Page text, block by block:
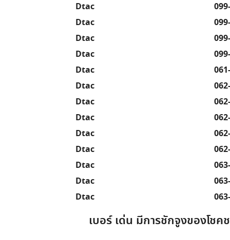
Dtac
Dtac
Dtac
Dtac
Dtac
Dtac
Dtac
Dtac
Dtac
Dtac
Dtac
Dtac
Dtac
เบอร์ เด่น มีการชักจูงของโช